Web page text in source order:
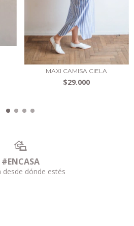
MAXI CAMISA CIELA
$29.000
#ENCASA
desde dónde estés